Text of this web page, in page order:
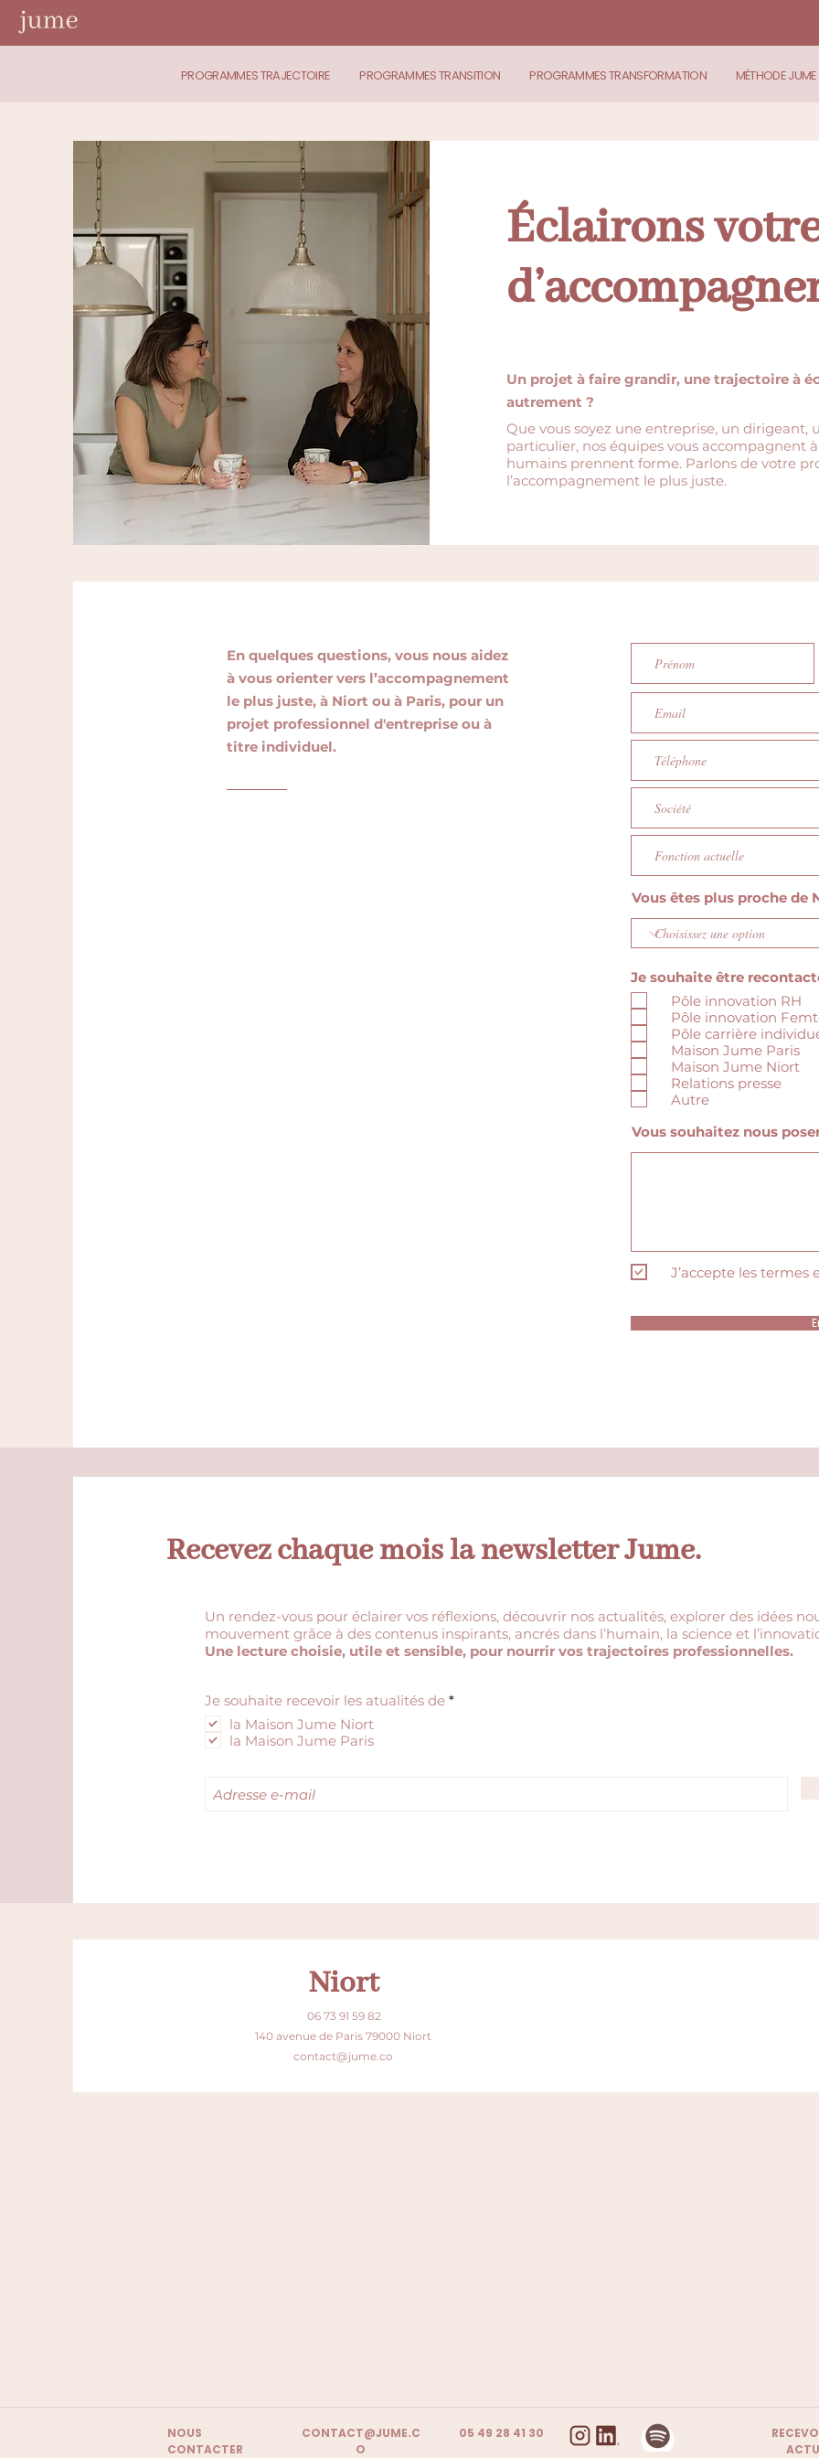
PROGRAMMES TRAJECTOIRE PROGRAMMES TRANSITION PROGRAMMES TRANSFORMATION MÉTHODE JUME
Éclairons
Un projet à faire grandir, une trajectoire à
autrement ?
Que vous soyez une entreprise, un
particulier, nos équipes vous accompagnent
humains prennent forme. Parlons de votre
l’accompagnement le plus juste.
En quelques questions, vous nous aidez
à vous orienter vers l’accompagnement
le plus juste, à Niort ou à Paris, pour un
projet professionnel d'entreprise ou à
titre individuel.
Vous êtes plus proche de
Je souhaite être
Pôle innovation RH
Pôle innovation
Pôle carrière
Maison Jume Paris
Maison Jume Niort
Relations presse
Autre
Vous souhaitez nous
J’accepte les termes
Recevez chaque mois la newsletter Jume.
Un rendez-vous pour éclairer vos réflexions, découvrir nos actualités, explorer des idées
mouvement grâce à des contenus inspirants, ancrés dans l’humain, la science et
Une lecture choisie, utile et sensible, pour nourrir vos trajectoires professionnelles.
Je souhaite recevoir les atualités de *O
t
i
la Maison Jume Niort
la Maison Jume Paris
Niort
06 73 91 59 82
140 avenue de Paris 79000 Niort
contact@jume.co
NOUS
CONTACTER
CONTACT@JUME.C
O
05 49 28 41 30